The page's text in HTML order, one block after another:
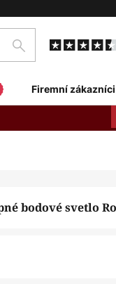
Hľadať
Firemní zákazníci
bodové svetlo